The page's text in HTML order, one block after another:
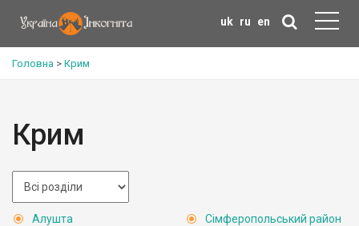
uk ru en
Головна > Крим
Крим
Алушта
Сімферопольський район